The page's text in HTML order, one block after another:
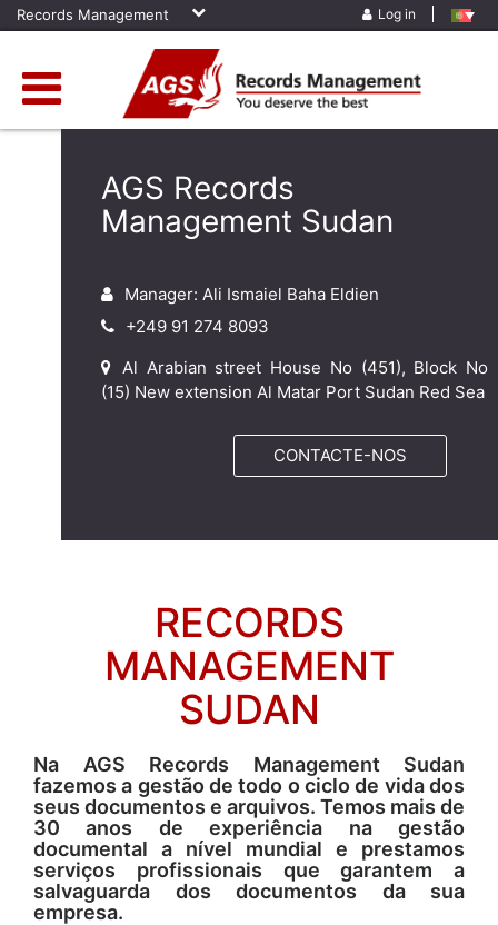
Records Management Log in
AGS Records
Management Sudan
Manager: Ali Ismaiel Baha Eldien
+249 91 274 8093
Al Arabian street House No (451), Block No
(15) New extension Al Matar Port Sudan Red Sea
CONTACTE-NOS
RECORDS
MANAGEMENT
SUDAN
Na AGS Records Management Sudan
fazemos a gestão de todo o ciclo de vida dos
seus documentos e arquivos. Temos mais de
30 anos de experiência na gestão
documental a nível mundial e prestamos
serviços profissionais que garantem a
salvaguarda dos documentos da sua
empresa.